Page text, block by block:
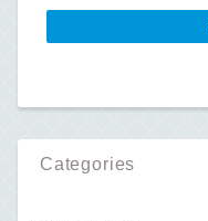
Categories